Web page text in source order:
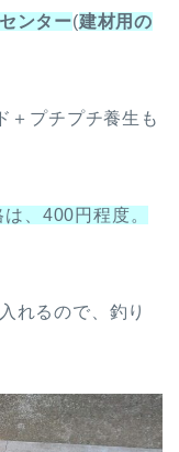
ンター(建材用の
＋プチプチ養生も
は、400円程度。
れるので、釣り